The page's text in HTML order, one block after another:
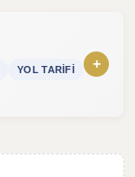
(24 saat içinde
YOL TARIFI +